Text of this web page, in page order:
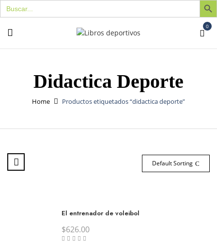
Buscar:
0
Didactica Deporte
Home Productos etiquetados “didactica deporte”
Default Sorting
El entrenador de voleibol
$626.00